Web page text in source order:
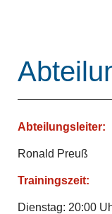
Abteilungsleiter:
Ronald Preuß
Trainingszeit:
Dienstag: 20:00